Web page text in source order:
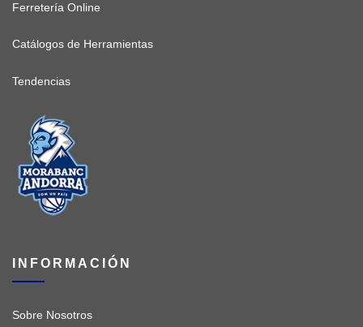
Ferretería Online
Catálogos de Herramientas
Tendencias
INFORMACIÓN
Sobre Nosotros